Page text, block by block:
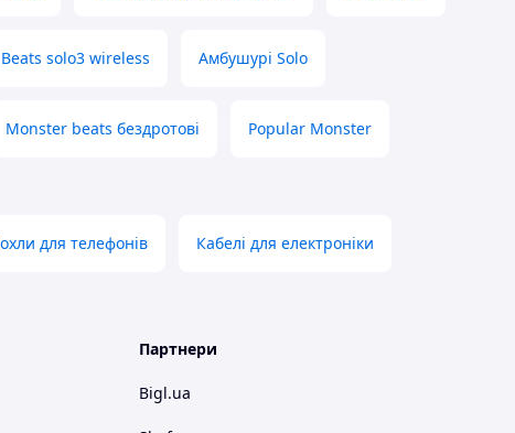
Beats solo3 wireless Амбушурі Solo
Monster beats бездротові Popular Monster
для телефонів Кабелі для електроніки
Партнери
Bigl.ua